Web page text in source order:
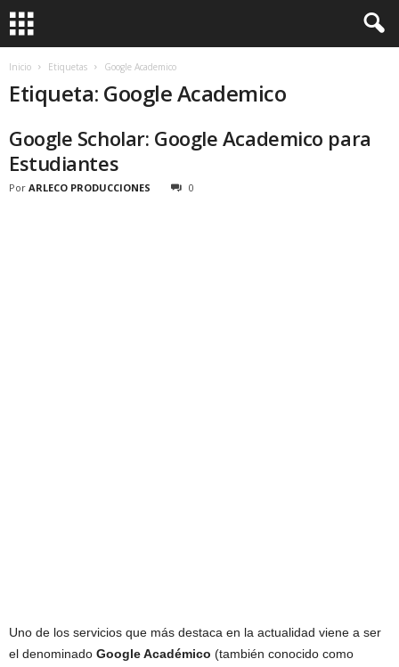
Inicio Etiquetas Google Academico
Etiqueta: Google Academico
Google Scholar: Google Academico para
Estudiantes
Por ARLECO PRODUCCIONES 0
Uno de los servicios que más destaca en la actualidad viene a ser
el denominado Google Académico (también conocido como